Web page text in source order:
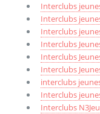
Interclubs
Interclubs
Interclubs
Interclubs
Interclubs
Interclubs
interclubs
Interclubs
Interclubs